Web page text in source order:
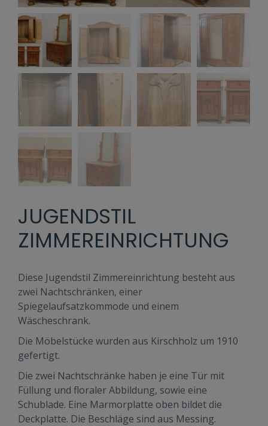
JUGENDSTIL
ZIMMEREINRICHTUNG
Diese Jugendstil Zimmereinrichtung besteht aus
zwei Nachtschränken, einer
Spiegelaufsatzkommode und einem
Wäscheschrank.
Die Möbelstücke wurden aus Kirschholz um 1910
gefertigt.
Die zwei Nachtschränke haben je eine Tür mit
Füllung und floraler Abbildung, sowie eine
Schublade. Eine Marmorplatte oben bildet die
Deckplatte. Die Beschläge sind aus Messing.